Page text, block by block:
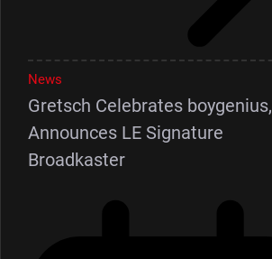
News
Gretsch Celebrates boygenius,
Announces LE Signature
Broadkaster